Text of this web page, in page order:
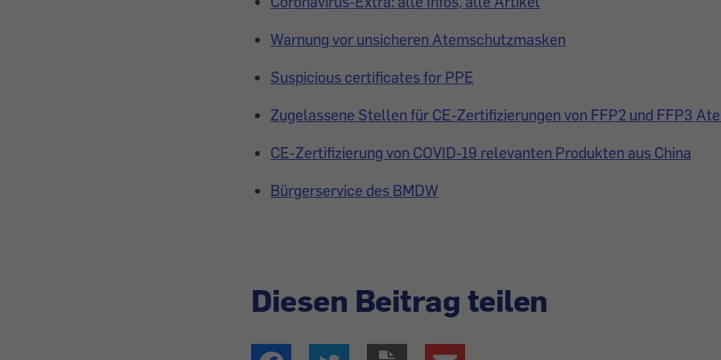
Warnung vor unsicheren Atemschutzmasken
Suspicious certificates for PPE
Zugelassene Stellen für CE-Zertifizierungen von FFP2 und FFP3
CE-Zertifizierung von COVID-19 relevanten Produkten aus China
Bürgerservice des BMDW
Diesen Beitrag teilen